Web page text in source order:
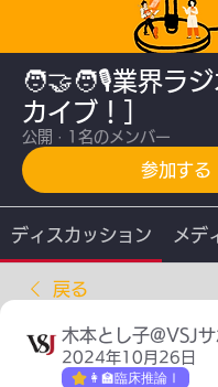
🧑‍🤝‍🧑🎙業界ラ
カイブ！］
公開 · 1名のメンバー
参加する
ディスカッション メデ
戻る
木本とし子@VSJ
2024年10月26日
👩‍🏫臨床推論Ⅰ